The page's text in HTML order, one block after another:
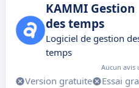
KAMMI Gestion
des temps
Logiciel de gestion
temps
Aucun avis
Version gratuite Essai